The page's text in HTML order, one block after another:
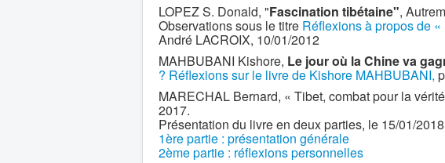
LOPEZ S. Donald, "Fascination tibétaine",
Observations sous le titre Réflexions à propos de
André LACROIX, 10/01/2012
MAHBUBANI Kishore, Le jour où la Chine va
? Réflexions sur le livre de Kishore MAHBUBANI,
MARECHAL Bernard, « Tibet, combat pour la
2017.
Présentation du livre en deux parties, le 15/01/
1ère partie : présentation générale
2ème partie : réflexions personnelles